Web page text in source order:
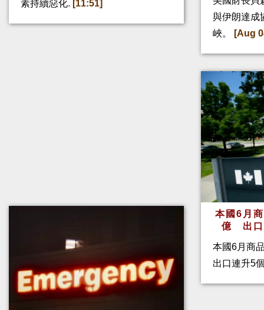
素持續惡化. [11:51]
與伊朗達成
峽。
[Aug
本國6月
億 出口
本國6月商
出口連升5